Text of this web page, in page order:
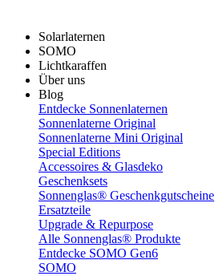
Solarlaternen
SOMO
Lichtkaraffen
Über uns
Blog
Entdecke Sonnenlaternen
Sonnenlaterne Original
Sonnenlaterne Mini Original
Special Editions
Accessoires & Glasdeko
Geschenksets
Sonnenglas® Geschenkgutscheine
Ersatzteile
Upgrade & Repurpose
Alle Sonnenglas® Produkte
Entdecke SOMO Gen6
SOMO